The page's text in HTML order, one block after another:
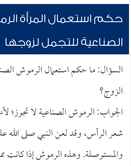
حكم استعمال المرأة
الصناعية للتجمل لزوجها
السؤال: ما حكم استعمال الرموش
الزوج؟
الجواب: الرموش الصناعية لا تجوز؛
شعر الرأس، وقد لعن النبي صلى الله
والمستوصلة. وهذه الرموش إذا كانت